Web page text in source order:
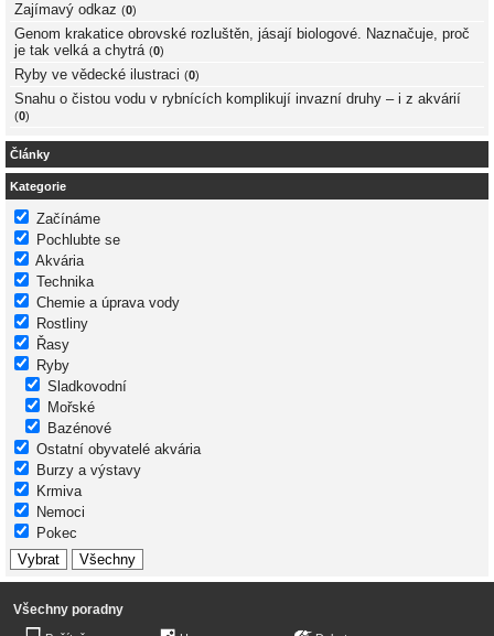
Zajímavý odkaz (0)
Genom krakatice obrovské rozluštěn, jásají biologové. Naznačuje, proč
je tak velká a chytrá (0)
Ryby ve vědecké ilustraci (0)
Snahu o čistou vodu v rybnících komplikují invazní druhy – i z akvárií
(0)
Články
Kategorie
Začínáme
Pochlubte se
Akvária
Technika
Chemie a úprava vody
Rostliny
Řasy
Ryby
Sladkovodní
Mořské
Bazénové
Ostatní obyvatelé akvária
Burzy a výstavy
Krmiva
Nemoci
Pokec
Všechny poradny